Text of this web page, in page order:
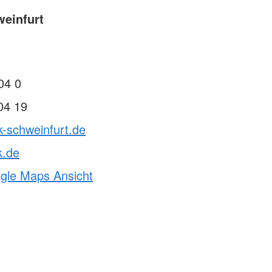
0
19
schweinfurt.de
Maps Ansicht